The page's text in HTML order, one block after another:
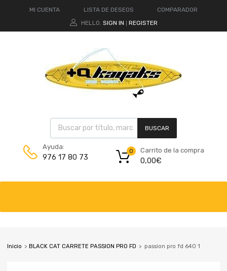
MI CUENTA LISTA DE DESEOS
COMPARADOR
HELLO. SIGN IN REGISTER
BUSCAR
Ayuda:
976 17 80 73
Carrito de la compra
0,00€
0
Inicio > BLACK CAT CARRETE PASSION PRO FD > passion pro fd 640 1